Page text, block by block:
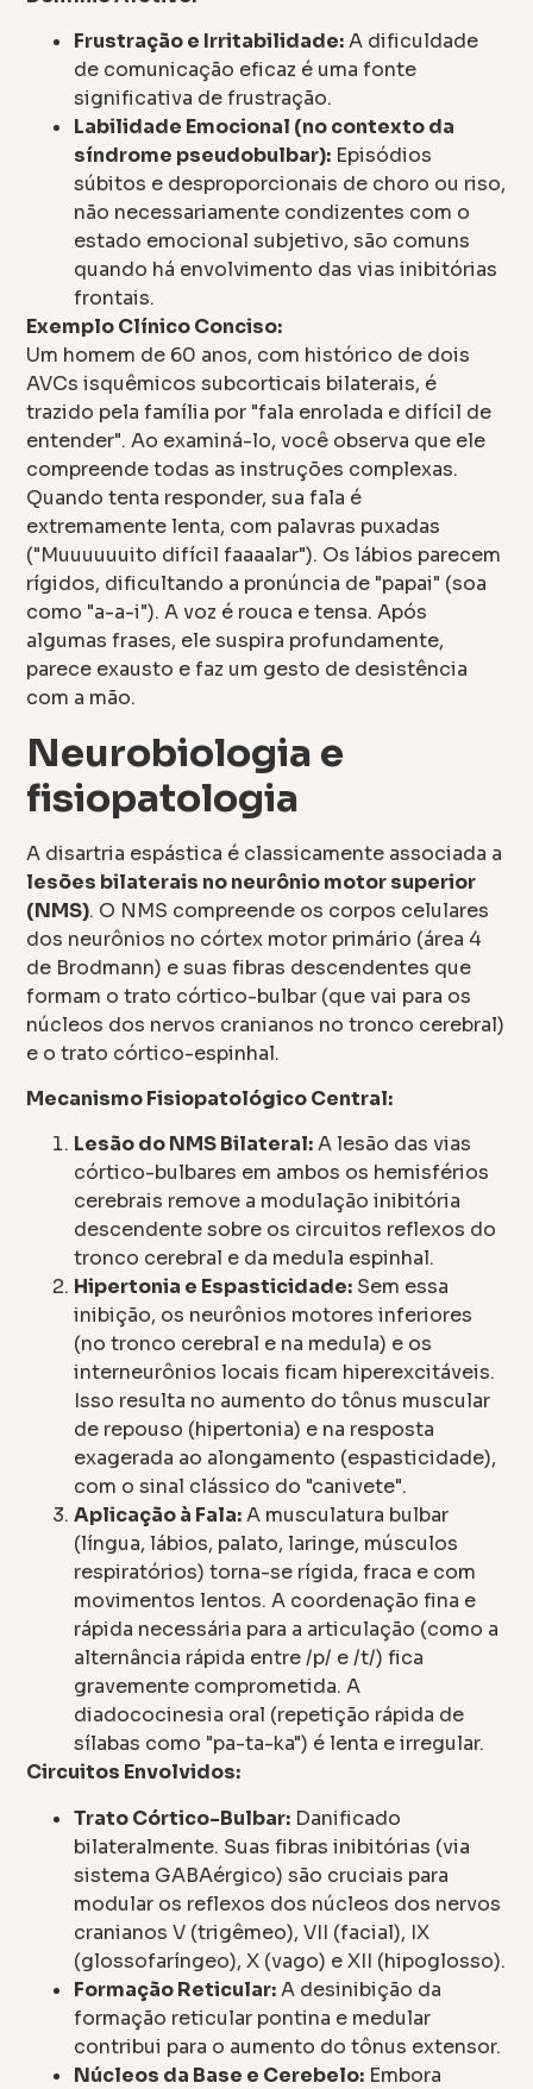
Frustração e Irritabilidade:A dificuldade
de comunicação eficaz é uma fonte
significativa de frustração.
Labilidade Emocional (no contexto da
síndrome pseudobulbar): Episódios
súbitos e desproporcionais de choro ou riso,
não necessariamente condizentes com o
estado emocional subjetivo, são comuns
quando há envolvimento das vias inibitórias
frontais.
Exemplo Clínico Conciso:
Um homem de 60 anos, com histórico de dois
AVCs isquêmicos subcorticais bilaterais, é
trazido pela família por "fala enrolada e difícil de
entender". Ao examiná-lo, você observa que ele
compreende todas as instruções complexas.
Quando tenta responder, sua fala é
extremamente lenta, com palavras puxadas
("Muuuuuuito difícil faaaalar"). Os lábios parecem
rígidos, dificultando a pronúncia de "papai" (soa
como "a-a-i"). A voz é rouca e tensa. Após
algumas frases, ele suspira profundamente,
parece exausto e faz um gesto de desistência
com a mão.
Neurobiologia e
fisiopatologia
A disartria espástica é classicamente associada a
lesões bilaterais no neurônio motor superior
(NMS). O NMS compreende os corpos celulares
dos neurônios no córtex motor primário (área 4
de Brodmann) e suas fibras descendentes que
formam o trato córtico-bulbar (que vai para os
núcleos dos nervos cranianos no tronco cerebral)
e o trato córtico-espinhal.
Mecanismo Fisiopatológico Central:
Lesão do NMS Bilateral:A lesão das vias
córtico-bulbares em ambos os hemisférios
cerebrais remove a modulação inibitória
descendente sobre os circuitos reflexos do
tronco cerebral e da medula espinhal.
Hipertonia e Espasticidade: Sem essa
inibição, os neurônios motores inferiores
(no tronco cerebral e na medula) e os
interneurônios locais ficam hiperexcitáveis.
Isso resulta no aumento do tônus muscular
de repouso (hipertonia) e na resposta
exagerada ao alongamento (espasticidade),
com o sinal clássico do "canivete".
Aplicação à Fala:A musculatura bulbar
(língua, lábios, palato, laringe, músculos
respiratórios) torna-se rígida, fraca e com
movimentos lentos. A coordenação fina e
rápida necessária para a articulação (como a
alternância rápida entre /p/ e /t/) fica
gravemente comprometida. A
diadococinesia oral (repetição rápida de
sílabas como "pa-ta-ka") é lenta e irregular.
Circuitos Envolvidos:
Trato Córtico-Bulbar: Danificado
bilateralmente. Suas fibras inibitórias (via
sistema GABAérgico) são cruciais para
modular os reflexos dos núcleos dos nervos
cranianos V (trigêmeo), VII (facial), IX
(glossofaríngeo), X (vago) e XII (hipoglosso).
Formação Reticular:A desinibição da
formação reticular pontina e medular
contribui para o aumento do tônus extensor.
Núcleos da Base e Cerebelo: Embora